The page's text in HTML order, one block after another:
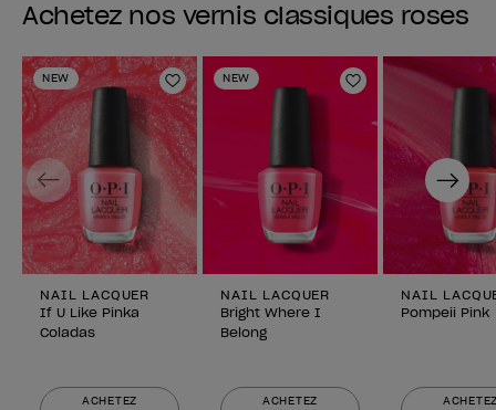
Achetez nos vernis classiques roses
NEW
Ajouter aux favoris
NAIL LACQUER
If U Like Pinka
Coladas
ACHETEZ
NEW
Ajouter aux
NAIL LACQUER
Bright Where I
Belong
ACHETEZ
NAIL
Pompeii Pink
Previous Next